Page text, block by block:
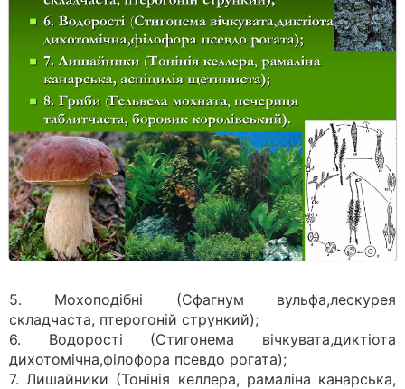
5. Мохоподібні (Сфагнум вульфа,лескурея
складчаста, птерогоній стрункий);
6. Водорості (Стигонема вічкувата,диктіота
дихотомічна,філофора псевдо рогата);
7. Лишайники (Тонінія келлера, рамаліна канарська,